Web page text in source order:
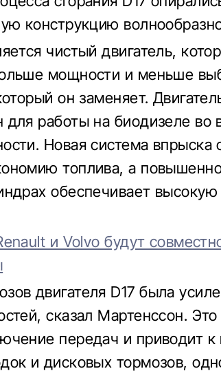
конструкцию
чистый двигатель,
мощности и меньше
он заменяет.
для работы на биодизеле во
Новая система впрыска
топлива, а
обеспечивает
и Volvo будут
двигателя D17 была
сказал Мартенссон.
передач и приводит
и дисковых тормозов,